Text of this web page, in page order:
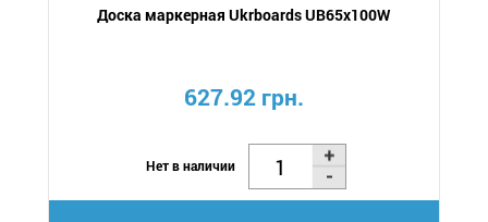
Доска маркерная Ukrboards UB65x100W
627.92 грн.
Нет в наличии